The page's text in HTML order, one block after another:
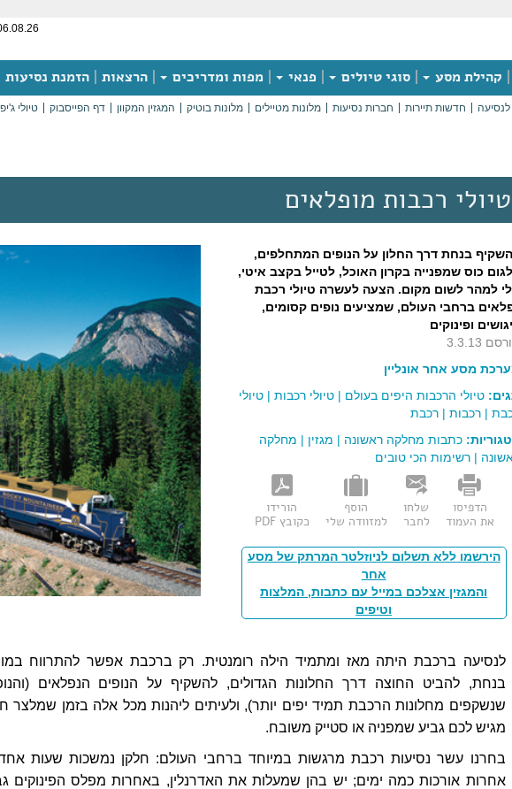
קהילת מסע סוגי טיולים פנאי מפות ומדריכים הרצאות הזמנת נסיעות
לנסיעה חדשות תיירות חברות נסיעות מלונות מטיילים מלונות בוטיק המגזין המקוון דף הפייסבוק טיולי
טיולי רכבות מופלאים
בנחת דרך החלון על הנופים המתחלפים,
כוס שמפנייה בקרון האוכל, לטייל בקצב איטי,
למהר לשום מקום. הצעה לעשרה טיולי רכבת
ברחבי העולם, שמציעים נופים קסומים,
ופינוקים
3.3.13
מסע אחר אונליין
טיולי הרכבות היפים בעולם | טיולי רכבות| טיולי
| רכבות| רכבת
כתבות מחלקה ראשונה | מגזין | מחלקה
| רשימות הכי טובים
הדפיסו
את העמוד
שלחו
לחבר
הוסף
למזוודה שלי
הורידו
כקובץ PDF
הירשמו ללא תשלום לניוזלטר המרתק של מסע
אחר
והמגזין אצלכם במייל עם כתבות, המלצות
וטיפים
לנסיעה ברכבת היתה מאז ומתמיד הילה רומנטית. רק ברכבת אפשר להתרווח
בנחת, להביט החוצה דרך החלונות הגדולים, להשקיף על הנופים הנפלאים
שנשקפים מחלונות הרכבת תמיד יפים יותר), ולעיתים ליהנות מכל אלה בזמן שמלצר
מגיש לכם גביע שמפניה או סטייק משובח.
בחרנו עשר נסיעות רכבת מרגשות במיוחד ברחבי העולם: חלקן נמשכות שעות
אחרות אורכות כמה ימים; יש בהן שמעלות את האדרנלין, באחרות מפלס הפינוקים